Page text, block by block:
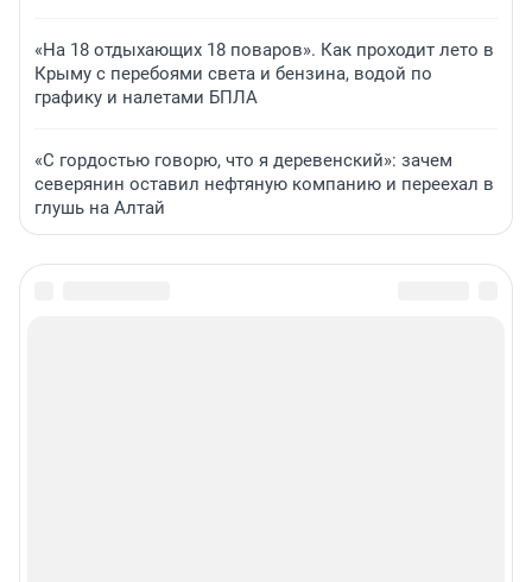
«На 18 отдыхающих 18 поваров». Как проходит лето в
Крыму с перебоями света и бензина, водой по
графику и налетами БПЛА
«С гордостью говорю, что я деревенский»: зачем
северянин оставил нефтяную компанию и переехал в
глушь на Алтай